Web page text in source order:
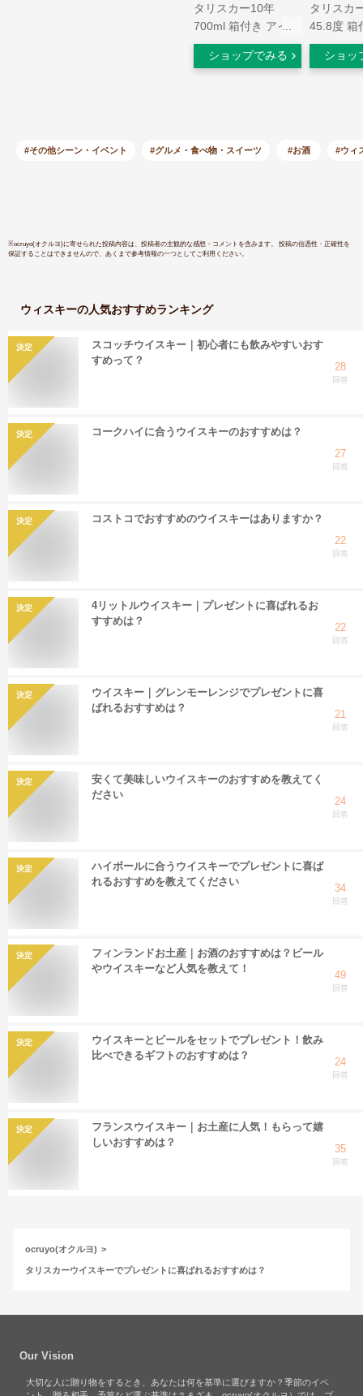
タリスカー10年
700ml 箱付き アイラ
ンズ シングルモルト
スコッチ ウイスキー
ショップでみる
タリスカ
45.8度 箱
正規
ショッ
#その他シーン・イベント #グルメ・食べ物・スイーツ #お酒 #ウィ
※ocruyo(オクルヨ)に寄せられた投稿内容は、投稿者の主観的な感想・コメントを含みます。 投稿の信憑性・正確性を
保証することはできませんので、あくまで参考情報の一つとしてご利用ください。
ウィスキーの人気おすすめランキング
決定
スコッチウイスキー｜初心者にも飲みやすいおす
すめって？
28
回答
決定
コークハイに合うウイスキーのおすすめは？
27
回答
決定
コストコでおすすめのウイスキーはありますか？
22
回答
決定
4リットルウイスキー｜プレゼントに喜ばれるお
すすめは？
22
回答
決定
ウイスキー｜グレンモーレンジでプレゼントに喜
ばれるおすすめは？
21
回答
決定
安くて美味しいウイスキーのおすすめを教えてく
ださい
24
回答
決定
ハイボールに合うウイスキーでプレゼントに喜ば
れるおすすめを教えてください
34
回答
決定
フィンランドお土産｜お酒のおすすめは？ビール
やウイスキーなど人気を教えて！
49
回答
決定
ウイスキーとビールをセットでプレゼント！飲み
比べできるギフトのおすすめは？
24
回答
決定
フランスウイスキー｜お土産に人気！もらって嬉
しいおすすめは？
35
回答
ocruyo(オクルヨ)
タリスカーウイスキーでプレゼントに喜ばれるおすすめは？
Our Vision
大切な人に贈り物をするとき、あなたは何を基準に選びますか？季節のイベ